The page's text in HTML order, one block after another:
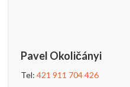
Pavel Okoličányi
Tel: 421 911 704 426